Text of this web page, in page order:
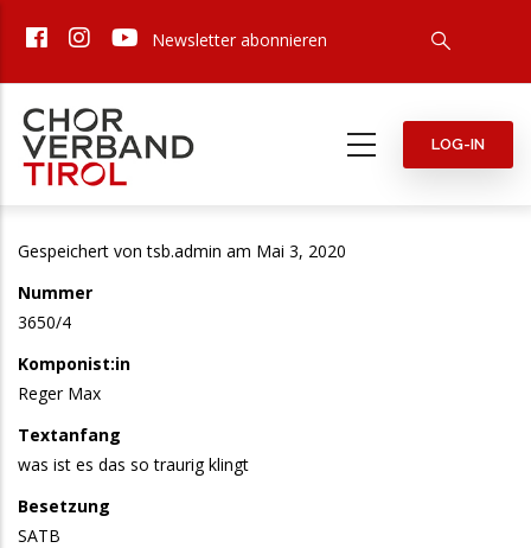
zum
Newsletter abonnieren
LOG-IN
Gespeichert vontsb.admin am Mai 3, 2020
Nummer
3650/4
Komponist:in
Reger Max
Textanfang
was ist es das so traurig klingt
Besetzung
SATB